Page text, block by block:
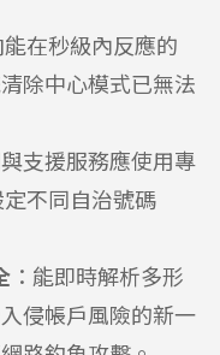
能在秒級內反應的
除中心模式已無法
與支援服務應使用專
不同自治號碼
：能即時解析多形
侵帳戶風險的新一